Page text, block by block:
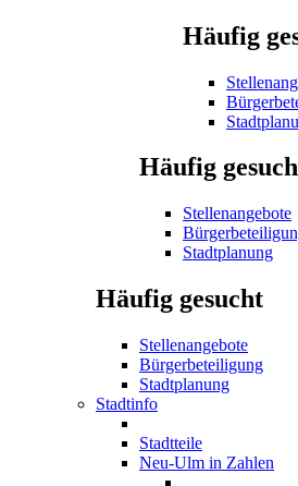
Häufig
Häufig
Stellenangebote
Stadtplanung
Häufig gesucht
Stellenangebote
Bürgerbeteiligung
Stadtplanung
Stadtinfo
Stadtteile
Neu-Ulm in Zahlen